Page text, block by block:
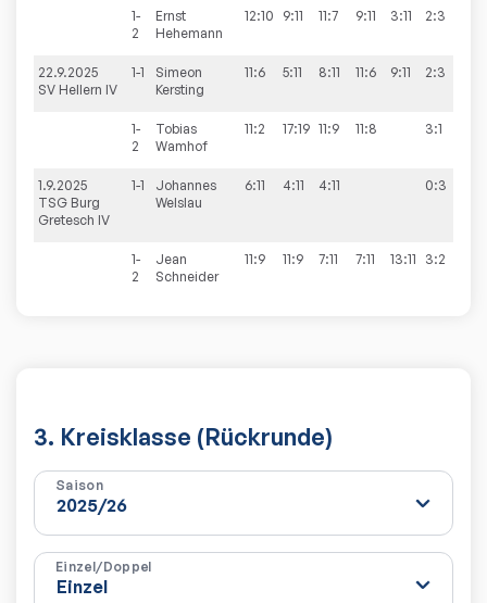
1-
2
Ernst
Hehemann
12:10 9:11 11:7 9:11 3:11 2:3
22.9.2025
SV Hellern IV
1-1
Simeon
Kersting
11:6 5:11 8:11 11:6 9:11 2:3
1-
2
Tobias
Wamhof
11:2 17:19 11:9 11:8 3:1
1.9.2025
TSG Burg
Gretesch IV
1-1
Johannes
Welslau
6:11 4:11 4:11 0:3
1-
2
Jean
Schneider
11:9 11:9 7:11 7:11 13:11 3:2
3. Kreisklasse (Rückrunde)
Saison
Einzel/Doppel